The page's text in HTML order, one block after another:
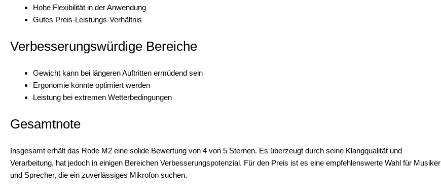
Hohe Flexibilität in der Anwendung
Gutes Preis-Leistungs-Verhältnis
Verbesserungswürdige Bereiche
Gewicht kann bei längeren Auftritten ermüdend sein
Ergonomie könnte optimiert werden
Leistung bei extremen Wetterbedingungen
Gesamtnote
Insgesamt erhält das Rode M2 eine solide Bewertung von 4 von 5 Sternen. Es überzeugt durch seine Klangqualität und
Verarbeitung, hat jedoch in einigen Bereichen Verbesserungspotenzial. Für den Preis ist es eine empfehlenswerte Wahl für Musiker
und Sprecher, die ein zuverlässiges Mikrofon suchen.